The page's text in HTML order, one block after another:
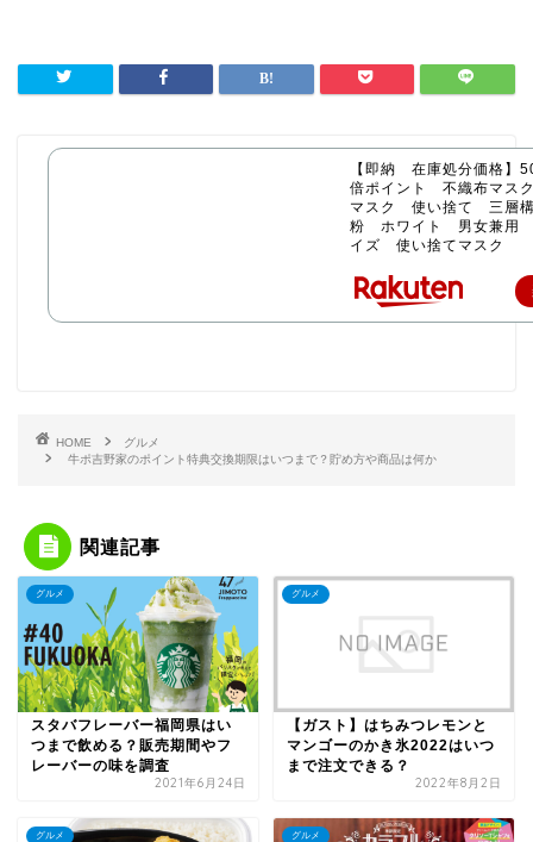
【即納 在庫処分価格
倍ポイント 不織布マ
マスク 使い捨て 三層
粉 ホワイト 男女兼用
イズ 使い捨てマスク
HOME
グルメ
牛ポ吉野家のポイント特典交換期限はいつまで？貯め方や商品は何か
関連記事
グルメ
スタバフレーバー福岡県はい
つまで飲める？販売期間やフ
レーバーの味を調査
2021年6月24日
グルメ
【ガスト】はちみつレモンと
マンゴーのかき氷2022はいつ
まで注文できる？
2022年8月2日
グルメ グルメ